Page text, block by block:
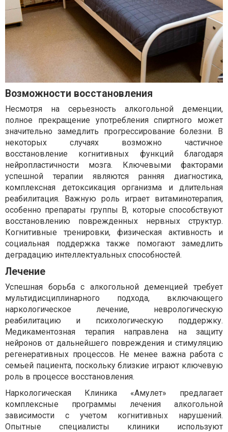
Возможности восстановления
Несмотря на серьезность алкогольной деменции,
полное прекращение употребления спиртного может
значительно замедлить прогрессирование болезни. В
некоторых случаях возможно частичное
восстановление когнитивных функций благодаря
нейропластичности мозга. Ключевыми факторами
успешной терапии являются ранняя диагностика,
комплексная детоксикация организма и длительная
реабилитация. Важную роль играет витаминотерапия,
особенно препараты группы В, которые способствуют
восстановлению поврежденных нервных структур.
Когнитивные тренировки, физическая активность и
социальная поддержка также помогают замедлить
деградацию интеллектуальных способностей.
Лечение
Успешная борьба с алкогольной деменцией требует
мультидисциплинарного подхода, включающего
наркологическое лечение, неврологическую
реабилитацию и психологическую поддержку.
Медикаментозная терапия направлена на защиту
нейронов от дальнейшего повреждения и стимуляцию
регенеративных процессов. Не менее важна работа с
семьей пациента, поскольку близкие играют ключевую
роль в процессе восстановления.
Наркологическая Клиника «Амулет» предлагает
комплексные программы лечения алкогольной
зависимости с учетом когнитивных нарушений.
Опытные специалисты клиники используют